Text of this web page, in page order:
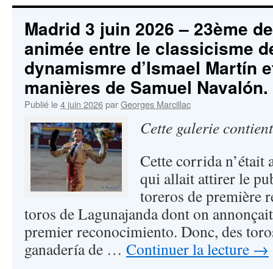
Madrid 3 juin 2026 – 23ème
animée entre le classicisme
dynamismre d’Ismael Martín
manières de Samuel Navalón.
Publié le4 juin 2026parGeorges Marcillac
Cette galerie
Cette corrida n’était
qui allait attirer le
toreros de première
toros de Lagunajanda dont on
premier reconocimiento. Donc, des
ganadería de … Continuer la lecture →